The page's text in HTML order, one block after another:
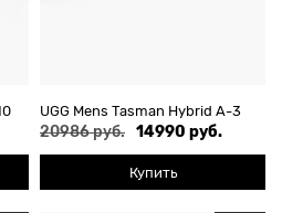
UGG Mens Tasman Hybrid А-3
20986 руб. 14990 руб.
Купить